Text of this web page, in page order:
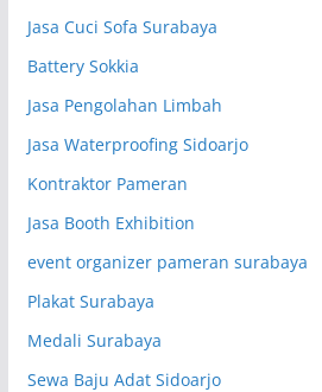
Jasa Cuci Sofa Surabaya
Battery Sokkia
Jasa Pengolahan Limbah
Jasa Waterproofing Sidoarjo
Kontraktor Pameran
Jasa Booth Exhibition
event organizer pameran surabaya
Plakat Surabaya
Medali Surabaya
Sewa Baju Adat Sidoarjo